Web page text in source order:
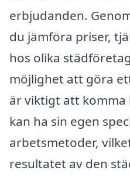
erbjudanden.
du jämföra priser,
hos olika
möjlighet att göra
är viktigt att
kan ha sin egen
arbetsmetoder,
resultatet av den